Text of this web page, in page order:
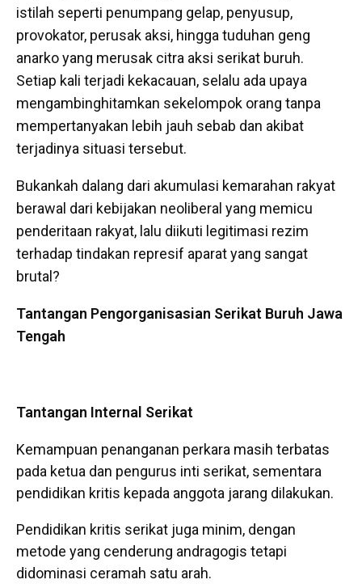
istilah seperti penumpang gelap, penyusup,
provokator, perusak aksi, hingga tuduhan geng
anarko yang merusak citra aksi serikat buruh.
Setiap kali terjadi kekacauan, selalu ada upaya
mengambinghitamkan sekelompok orang tanpa
mempertanyakan lebih jauh sebab dan akibat
terjadinya situasi tersebut.
Bukankah dalang dari akumulasi kemarahan rakyat
berawal dari kebijakan neoliberal yang memicu
penderitaan rakyat, lalu diikuti legitimasi rezim
terhadap tindakan represif aparat yang sangat
brutal?
Tantangan Pengorganisasian Serikat Buruh Jawa
Tengah
Tantangan Internal Serikat
Kemampuan penanganan perkara masih terbatas
pada ketua dan pengurus inti serikat, sementara
pendidikan kritis kepada anggota jarang dilakukan.
Pendidikan kritis serikat juga minim, dengan
metode yang cenderung andragogis tetapi
didominasi ceramah satu arah.